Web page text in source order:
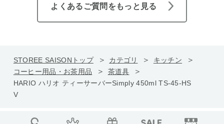
よくあるご質問をもっと見る
STOREE SAISONトップ カテゴリ
キッチン
コーヒー用品・お茶用品
茶道具
HARIO ハリオ ティーサーバーSimply 450ml TS-45-HS
V